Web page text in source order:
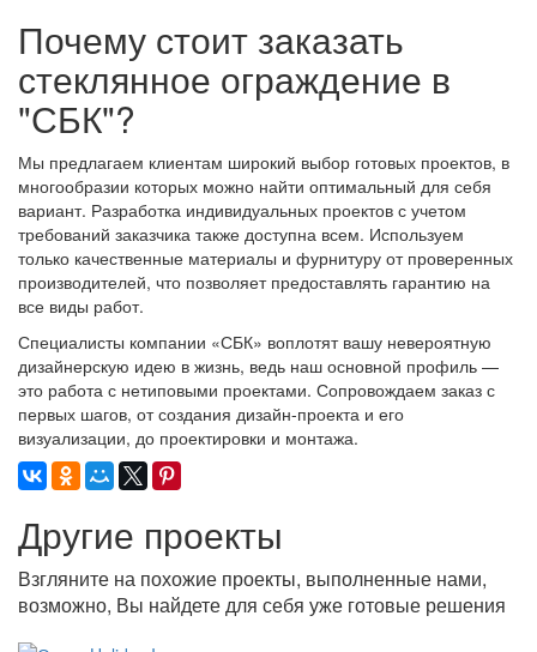
Почему стоит заказать
стеклянное ограждение в
"СБК"?
Мы предлагаем клиентам широкий выбор готовых проектов, в
многообразии которых можно найти оптимальный для себя
вариант. Разработка индивидуальных проектов с учетом
требований заказчика также доступна всем. Используем
только качественные материалы и фурнитуру от проверенных
производителей, что позволяет предоставлять гарантию на
все виды работ.
Специалисты компании «СБК» воплотят вашу невероятную
дизайнерскую идею в жизнь, ведь наш основной профиль —
это работа с нетиповыми проектами. Сопровождаем заказ с
первых шагов, от создания дизайн-проекта и его
визуализации, до проектировки и монтажа.
Другие проекты
Взгляните на похожие проекты, выполненные нами,
возможно, Вы найдете для себя уже готовые решения